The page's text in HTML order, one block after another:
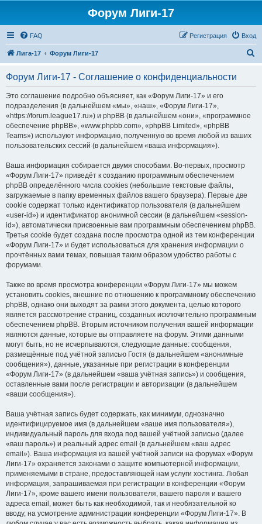
Форум Лиги-17
FAQ Вход
Регистрация
Лига-17 Форум Лиги-17
Форум Лиги-17 - Соглашение о конфиденциальности
Это соглашение подробно объясняет, как «Форум Лиги-17» и его
подразделения (в дальнейшем «мы», «наш», «Форум Лиги-17»,
«https://forum.league17.ru») и phpBB (в дальнейшем «они», «программное
обеспечение phpBB», «www.phpbb.com», «phpBB Limited», «phpBB
Teams») используют информацию, полученную во время любой из ваших
пользовательских сессий (в дальнейшем «ваша информация»).
Ваша информация собирается двумя способами. Во-первых, просмотр
«Форум Лиги-17» приведёт к созданию программным обеспечением
phpBB определённого числа cookies (небольшие текстовые файлы,
загружаемые в папку временных файлов вашего браузера). Первые две
cookie содержат только идентификатор пользователя (в дальнейшем
«user-id») и идентификатор анонимной сессии (в дальнейшем «session-
id»), автоматически присвоенные вам программным обеспечением phpBB.
Третья cookie будет создана после просмотра одной из тем конференции
«Форум Лиги-17» и будет использоваться для хранения информации о
прочтённых вами темах, повышая таким образом удобство работы с
форумами.
Также во время просмотра конференции «Форум Лиги-17» мы можем
установить cookies, внешние по отношению к программному обеспечению
phpBB, однако они выходят за рамки этого документа, целью которого
является рассмотрение страниц, созданных исключительно программным
обеспечением phpBB. Вторым источником получения вашей информации
являются данные, которые вы отправляете на форум. Этими данными
могут быть, но не исчерпываются, следующие данные: сообщения,
размещённые под учётной записью Гостя (в дальнейшем «анонимные
сообщения»), данные, указанные при регистрации в конференции
«Форум Лиги-17» (в дальнейшем «ваша учётная запись») и сообщения,
оставленные вами после регистрации и авторизации (в дальнейшем
«ваши сообщения»).
Ваша учётная запись будет содержать, как минимум, однозначно
идентифицируемое имя (в дальнейшем «ваше имя пользователя»),
индивидуальный пароль для входа под вашей учётной записью (далее
«ваш пароль») и реальный адрес email (в дальнейшем «ваш адрес
email»). Ваша информация из вашей учётной записи на форумах «Форум
Лиги-17» охраняется законами о защите компьютерной информации,
применяемыми в стране, предоставляющей нам услуги хостинга. Любая
информация, запрашиваемая при регистрации в конференции «Форум
Лиги-17», кроме вашего имени пользователя, вашего пароля и вашего
адреса email, может быть как необходимой, так и необязательной ко
вводу, на усмотрение администрации конференции «Форум Лиги-17». В